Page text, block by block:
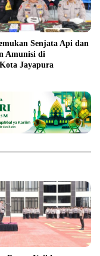
Senjata Api dan
Amunisi di
Jayapura